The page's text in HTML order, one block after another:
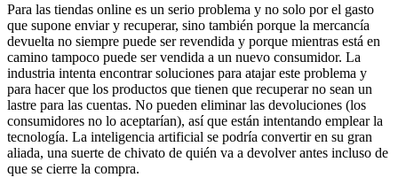
Para las tiendas online es un serio problema y no solo por el gasto
que supone enviar y recuperar, sino también porque la mercancía
devuelta no siempre puede ser revendida y porque mientras está en
camino tampoco puede ser vendida a un nuevo consumidor. La
industria intenta encontrar soluciones para atajar este problema y
para hacer que los productos que tienen que recuperar no sean un
lastre para las cuentas. No pueden eliminar las devoluciones (los
consumidores no lo aceptarían), así que están intentando emplear la
tecnología. La inteligencia artificial se podría convertir en su gran
aliada, una suerte de chivato de quién va a devolver antes incluso de
que se cierre la compra.